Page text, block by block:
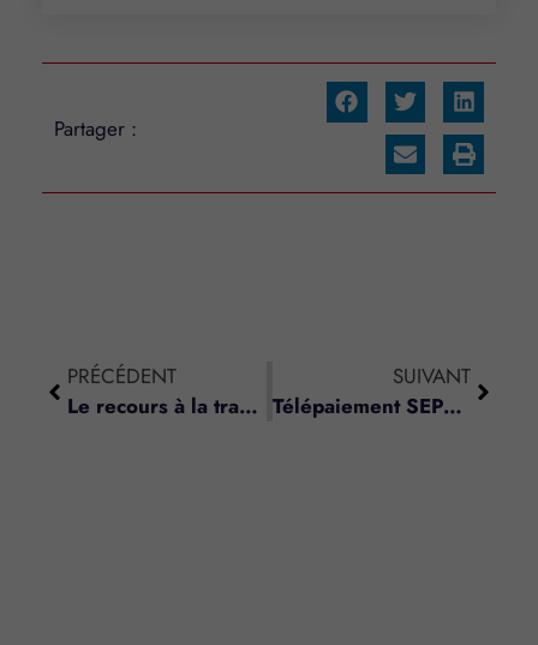
Partager :
PRÉCÉDENT
Le recours à la transaction sociale est enfin possible !
SUIVANT
Télépaiement SEPA : évitez les pénalités !